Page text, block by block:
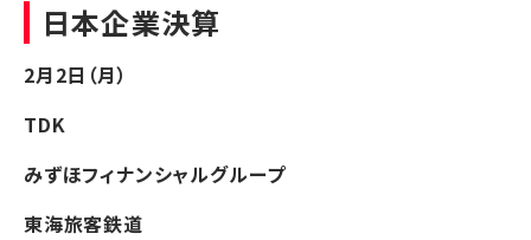
日本企業決算
2月2日（月）
TDK
みずほフィナンシャルグループ
東海旅客鉄道